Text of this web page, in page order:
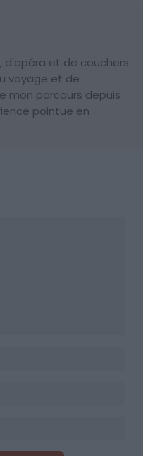
d'opéra et de couchers
voyage et de
mon parcours depuis
pointue en